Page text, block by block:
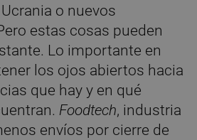
o nuevos
estas cosas pueden
Lo importante en
los ojos abiertos hacia
que hay y en qué
Foodtech, industria
envíos por cierre de